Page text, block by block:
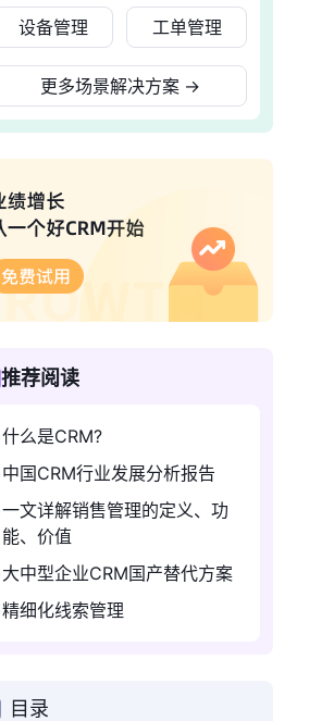
设备管理 工单管理
更多场景解决方案 →
推荐阅读
什么是CRM?
中国CRM行业发展分析报告
一文详解销售管理的定义、功
能、价值
大中型企业CRM国产替代方案
精细化线索管理
目录